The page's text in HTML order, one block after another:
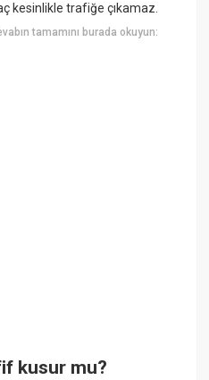
kesinlikle trafiğe çıkamaz.
tamamını burada okuyun:
kusur mu?